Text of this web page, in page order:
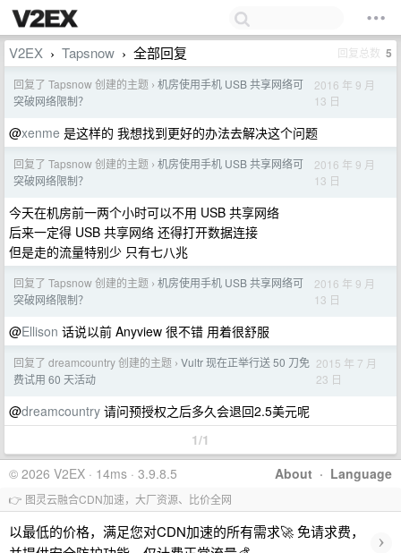
V2EX › Tapsnow › 全部回复 回复总数 5
回复了 Tapsnow 创建的主题 › 机房使用手机 USB 共享网络可
突破网络限制？
2016 年 9 月
13 日
@xenme 是这样的 我想找到更好的办法去解决这个问题
回复了 Tapsnow 创建的主题 › 机房使用手机 USB 共享网络可
突破网络限制？
2016 年 9 月
13 日
今天在机房前一两个小时可以不用 USB 共享网络
后来一定得 USB 共享网络 还得打开数据连接
但是走的流量特别少 只有七八兆
回复了 Tapsnow 创建的主题 › 机房使用手机 USB 共享网络可
突破网络限制？
2016 年 9 月
13 日
@Ellison 话说以前 Anyview 很不错 用着很舒服
回复了 dreamcountry 创建的主题 › Vultr 现在正举行送 50 刀免
费试用 60 天活动
2015 年 7 月
23 日
@dreamcountry 请问预授权之后多久会退回2.5美元呢
1/1
About · Language
© 2026 V2EX · 14ms · 3.9.8.5
👉 图灵云融合CDN加速，大厂资源、比价全网
以最低的价格，满足您对CDN加速的所有需求🚀 免请求费，
›